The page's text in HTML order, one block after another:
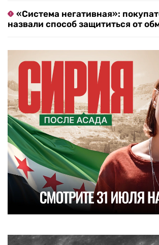
«Система негативная»:
назвали способ защититься от